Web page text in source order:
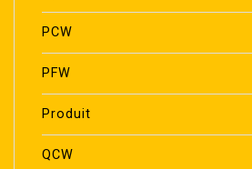
PCW
PFW
Produit
QCW